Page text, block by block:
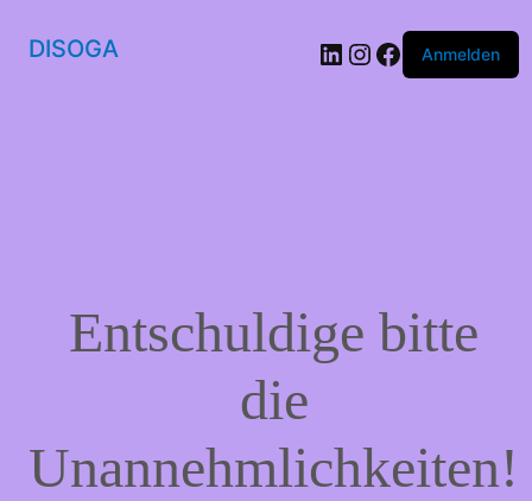
DISOGA LinkedIn
Instagram
Facebook
Anmelden
Entschuldige bitte
die
Unannehmlichkeiten!